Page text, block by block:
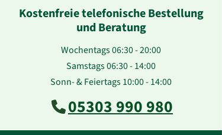
Kostenfreie telefonische Bestellung
und Beratung
Wochentags 06:30 - 20:00
Samstags 06:30 - 14:00
Sonn- & Feiertags 10:00 - 14:00
05303 990 980